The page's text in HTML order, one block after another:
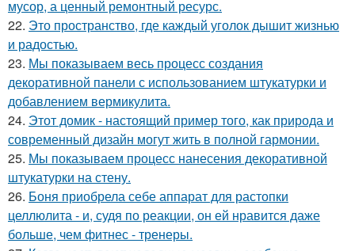
мусор, а ценный ремонтный ресурс.
22. Это пространство, где каждый уголок дышит жизнью
и радостью.
23. Мы показываем весь процесс создания
декоративной панели с использованием штукатурки и
добавлением вермикулита.
24. Этот домик - настоящий пример того, как природа и
современный дизайн могут жить в полной гармонии.
25. Мы показываем процесс нанесения декоративной
штукатурки на стену.
26. Боня приобрела себе аппарат для растопки
целлюлита - и, судя по реакции, он ей нравится даже
больше, чем фитнес - тренеры.